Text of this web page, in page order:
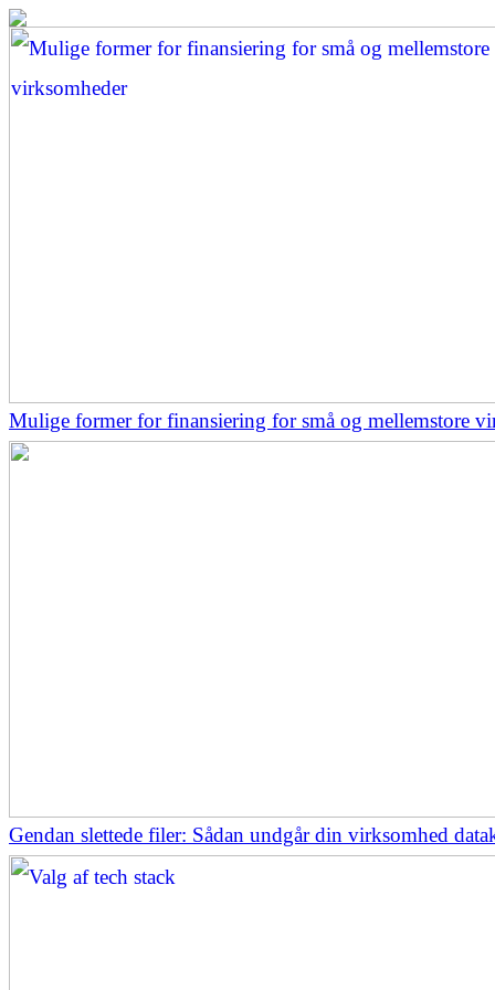
Mulige former for finansiering for små og mellemstore
Gendan slettede filer: Sådan undgår din virksomhed